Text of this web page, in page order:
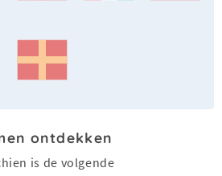
ontdekken
is de volgende